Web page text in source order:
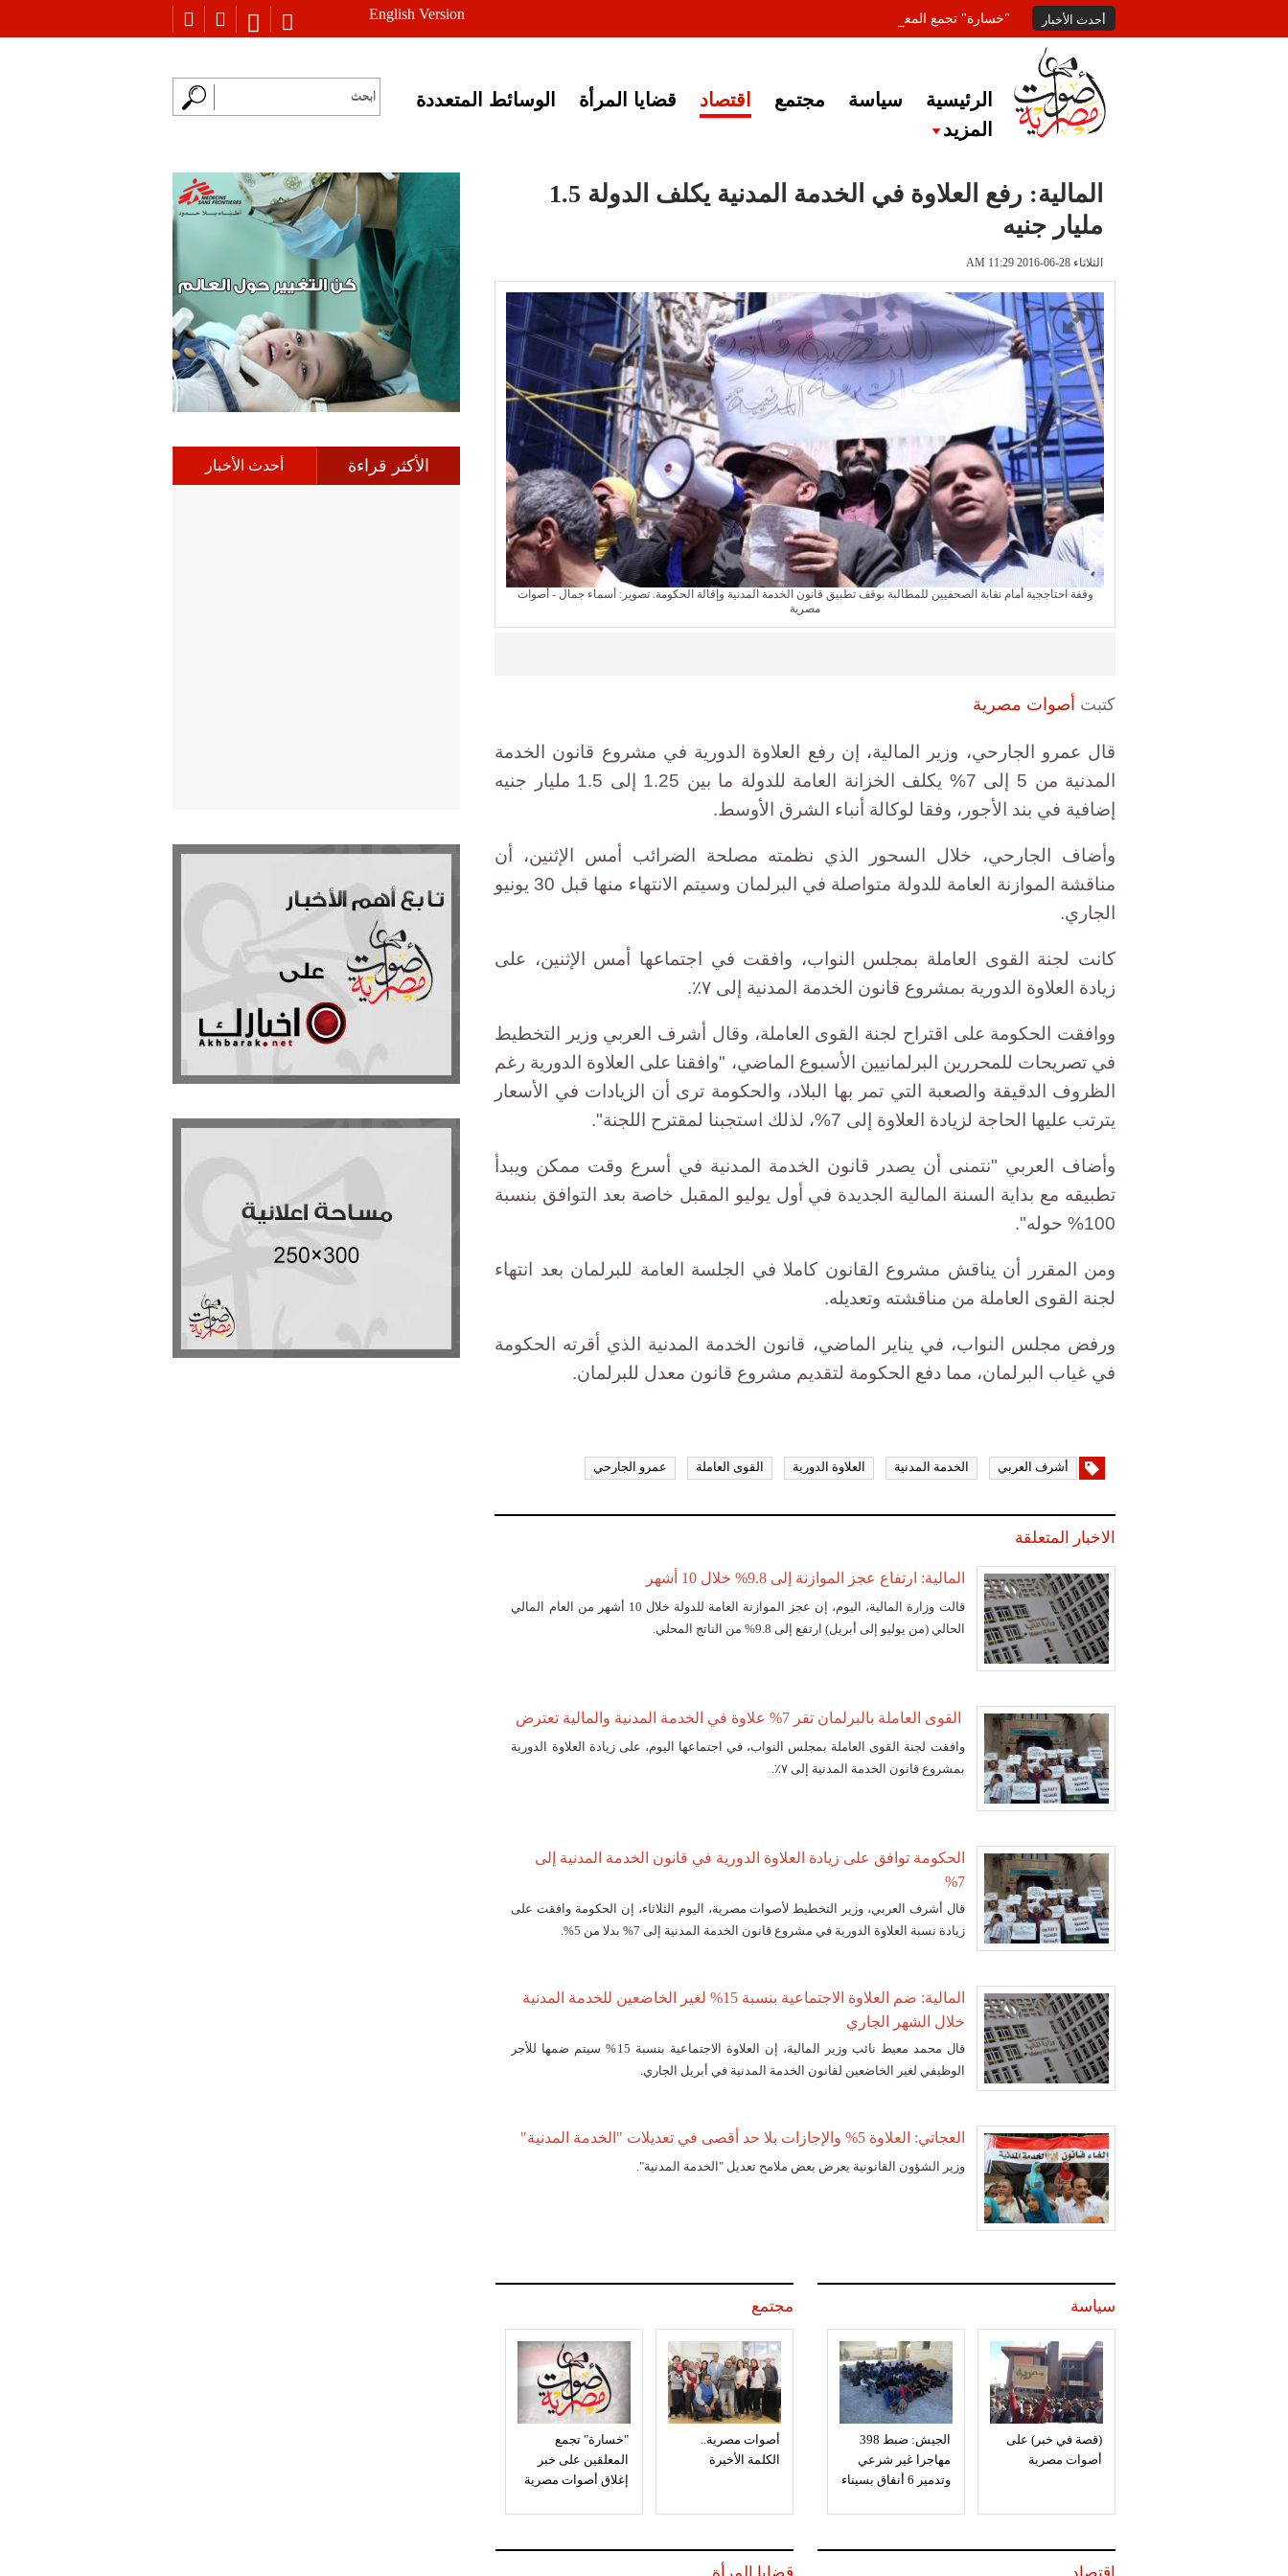
English Version أحدث الأخبار "خسارة" تجمع المعلقين على خبر إغلاق أصوات مصرية
الرئيسية سياسة مجتمع اقتصاد قضايا المرأة
الوسائط المتعددة
المزيد
المالية: رفع العلاوة في الخدمة المدنية يكلف الدولة 1.5
مليار جنيه
الثلاثاء 28-06-2016 AM 11:29
وقفة احتاججية أمام نقابة الصحفيين للمطالبة بوقف تطبيق قانون الخدمة المدنية وإقالة الحكومة. تصوير: أسماء جمال - أصوات
مصرية
كتبت أصوات مصرية
قال عمرو الجارحي، وزير المالية، إن رفع العلاوة الدورية في مشروع قانون الخدمة
المدنية من 5 إلى 7% يكلف الخزانة العامة للدولة ما بين 1.25 إلى 1.5 مليار جنيه
إضافية في بند الأجور، وفقا لوكالة أنباء الشرق الأوسط.
وأضاف الجارحي، خلال السحور الذي نظمته مصلحة الضرائب أمس الإثنين، أن
مناقشة الموازنة العامة للدولة متواصلة في البرلمان وسيتم الانتهاء منها قبل 30 يونيو
الجاري.
كانت لجنة القوى العاملة بمجلس النواب، وافقت في اجتماعها أمس الإثنين، على
زيادة العلاوة الدورية بمشروع قانون الخدمة المدنية إلى ٧٪.
ووافقت الحكومة على اقتراح لجنة القوى العاملة، وقال أشرف العربي وزير التخطيط
في تصريحات للمحررين البرلمانيين الأسبوع الماضي، "وافقنا على العلاوة الدورية رغم
الظروف الدقيقة والصعبة التي تمر بها البلاد، والحكومة ترى أن الزيادات في الأسعار
يترتب عليها الحاجة لزيادة العلاوة إلى 7%، لذلك استجبنا لمقترح اللجنة".
وأضاف العربي "نتمنى أن يصدر قانون الخدمة المدنية في أسرع وقت ممكن ويبدأ
تطبيقه مع بداية السنة المالية الجديدة في أول يوليو المقبل خاصة بعد التوافق بنسبة
100% حوله".
ومن المقرر أن يناقش مشروع القانون كاملا في الجلسة العامة للبرلمان بعد انتهاء
لجنة القوى العاملة من مناقشته وتعديله.
ورفض مجلس النواب، في يناير الماضي، قانون الخدمة المدنية الذي أقرته الحكومة
في غياب البرلمان، مما دفع الحكومة لتقديم مشروع قانون معدل للبرلمان.
أشرف العربي الخدمة المدنية العلاوة الدورية القوى العاملة عمرو الجارحي
الاخبار المتعلقة
المالية: ارتفاع عجز الموازنة إلى 9.8% خلال 10 أشهر
قالت وزارة المالية، اليوم، إن عجز الموازنة العامة للدولة خلال 10 أشهر من العام المالي
الحالي (من يوليو إلى أبريل) ارتفع إلى 9.8% من الناتج المحلي.
القوى العاملة بالبرلمان تقر 7% علاوة في الخدمة المدنية والمالية تعترض
وافقت لجنة القوى العاملة بمجلس النواب، في اجتماعها اليوم، على زيادة العلاوة الدورية
بمشروع قانون الخدمة المدنية إلى ٧٪.
الحكومة توافق على زيادة العلاوة الدورية في قانون الخدمة المدنية إلى
7%
قال أشرف العربي، وزير التخطيط لأصوات مصرية، اليوم الثلاثاء، إن الحكومة وافقت على
زيادة نسبة العلاوة الدورية في مشروع قانون الخدمة المدنية إلى 7% بدلا من 5%.
المالية: ضم العلاوة الاجتماعية بنسبة 15% لغير الخاضعين للخدمة المدنية
خلال الشهر الجاري
قال محمد معيط نائب وزير المالية، إن العلاوة الاجتماعية بنسبة 15% سيتم ضمها للأجر
الوظيفي لغير الخاضعين لقانون الخدمة المدنية في أبريل الجاري.
العجاتي: العلاوة 5% والإجازات بلا حد أقصى في تعديلات "الخدمة المدنية"
وزير الشؤون القانونية يعرض بعض ملامح تعديل "الخدمة المدنية".
سياسة
(قصة في خبر) على
أصوات مصرية
الجيش: ضبط 398
مهاجرا غير شرعي
وتدمير 6 أنفاق بسيناء
مجتمع
أصوات مصرية..
الكلمة الأخيرة
"خسارة" تجمع
المعلقين على خبر
إغلاق أصوات مصرية
الأكثر قراءة أحدث الأخبار